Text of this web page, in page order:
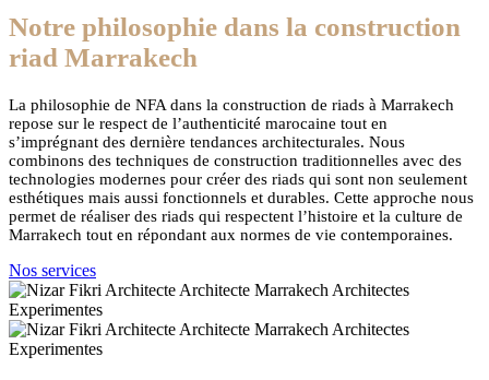
Notre philosophie dans la construction
riad Marrakech
La philosophie de NFA dans la construction de riads à Marrakech
repose sur le respect de l’authenticité marocaine tout en
s’imprégnant des dernière tendances architecturales. Nous
combinons des techniques de construction traditionnelles avec des
technologies modernes pour créer des riads qui sont non seulement
esthétiques mais aussi fonctionnels et durables. Cette approche nous
permet de réaliser des riads qui respectent l’histoire et la culture de
Marrakech tout en répondant aux normes de vie contemporaines.
Nos services